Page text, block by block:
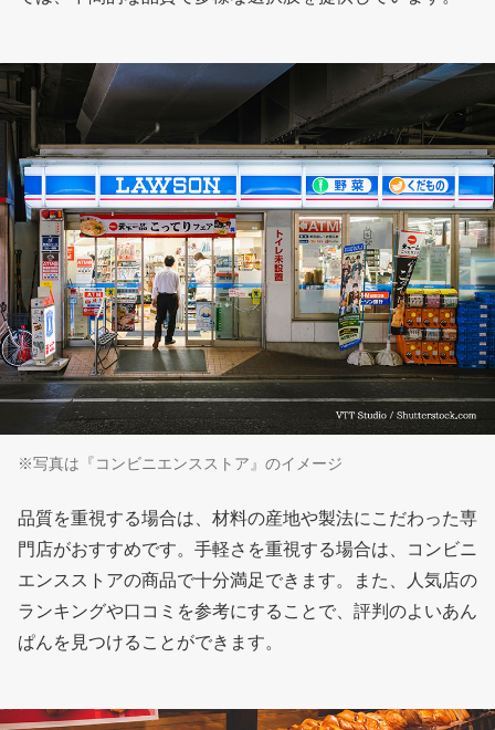
※写真は『コンビニエンスストア』のイメージ
品質を重視する場合は、材料の産地や製法にこだわった専
門店がおすすめです。手軽さを重視する場合は、コンビニ
エンスストアの商品で十分満足できます。また、人気店の
ランキングや口コミを参考にすることで、評判のよいあん
ぱんを見つけることができます。